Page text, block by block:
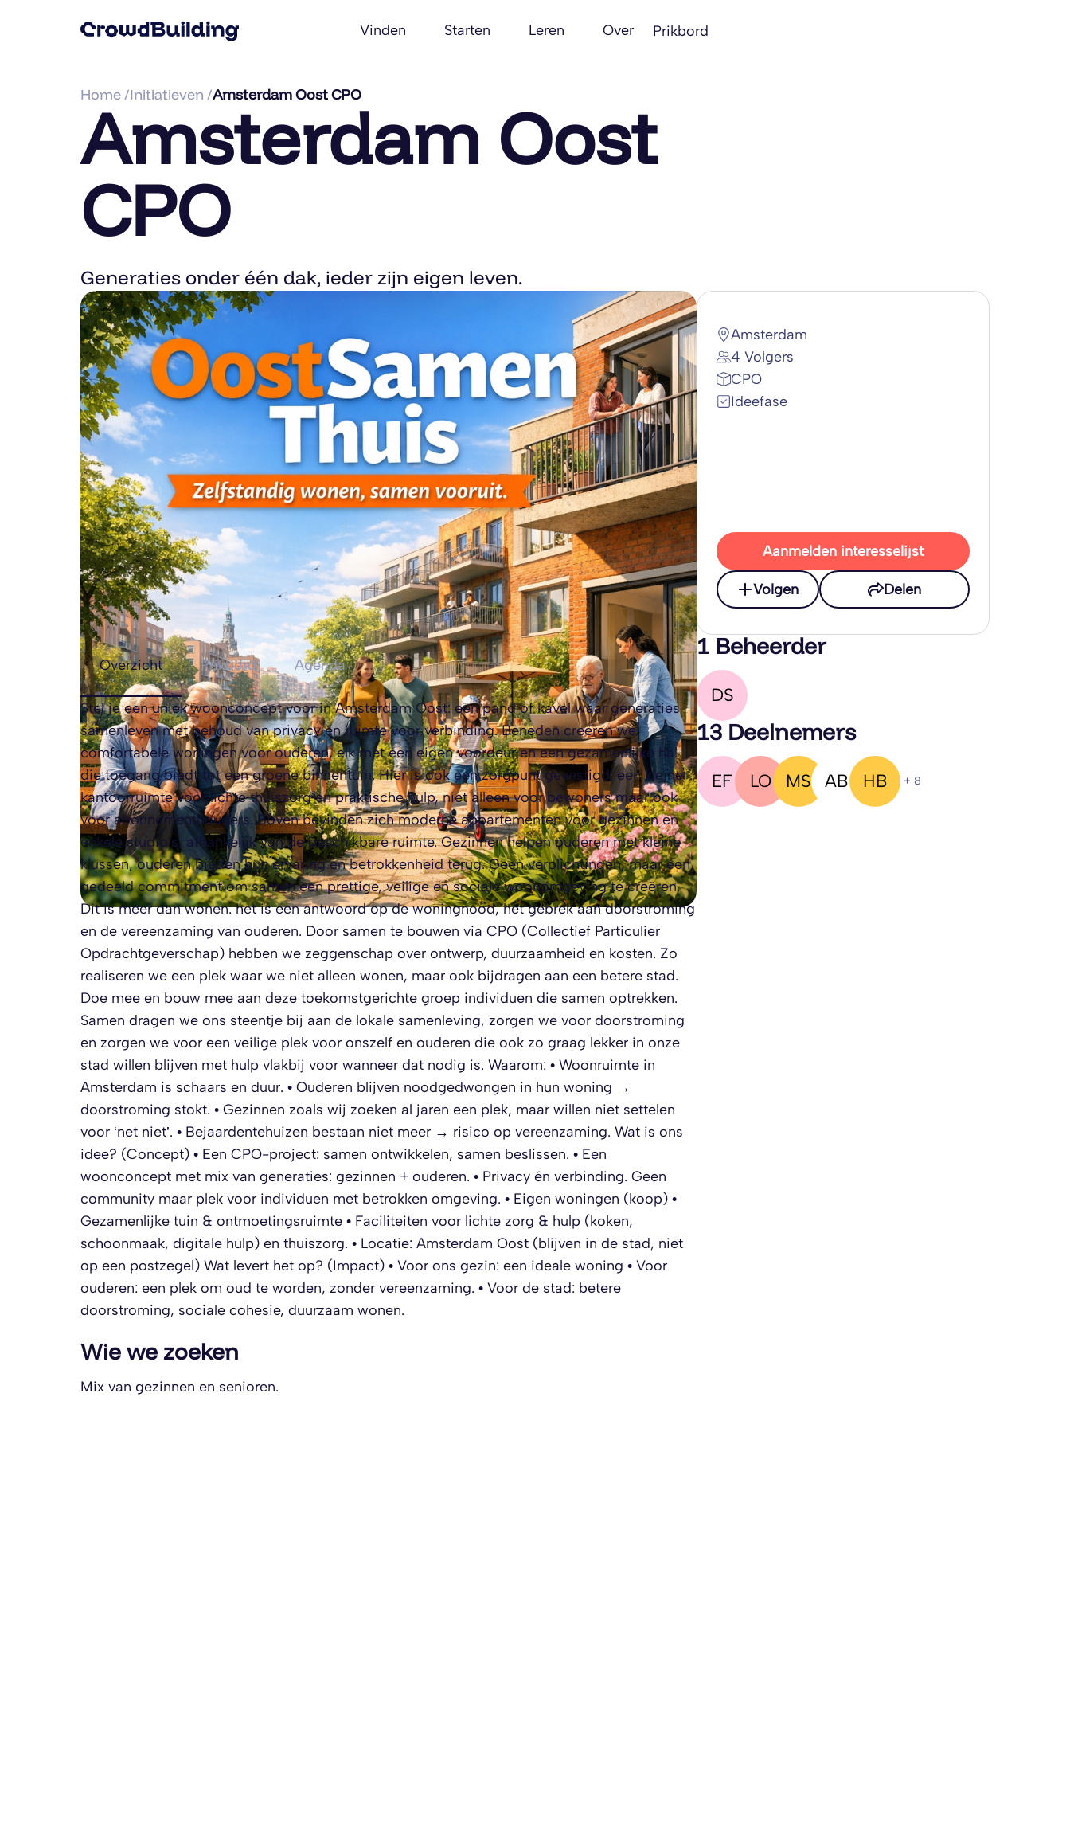
Vinden Starten Leren Over Prikbord
Home /Initiatieven /Amsterdam Oost CPO
Amsterdam Oost
CPO
Generaties onder één dak, ieder zijn eigen leven.
Overzicht Prikbord Agenda
Stel je een uniek woonconcept voor in Amsterdam Oost: een pand of kavel waar generaties
samenleven met behoud van privacy én ruimte voor verbinding. Beneden creëren we
comfortabele woningen voor ouderen, elk met een eigen voordeur en een gezamenlijke hal
die toegang biedt tot een groene binnentuin. Hier is ook een zorgpunt gevestigd: een kleine
kantoorruimte voor lichte thuiszorg en praktische hulp, niet alleen voor bewoners maar ook
voor abonnementhouders. Boven bevinden zich moderne appartementen voor gezinnen en
enkele studio’s, afhankelijk van de beschikbare ruimte. Gezinnen helpen ouderen met kleine
klussen, ouderen bieden hun ervaring en betrokkenheid terug. Geen verplichtingen, maar een
gedeeld commitment om samen een prettige, veilige en sociale woonomgeving te creëren.
Dit is meer dan wonen: het is een antwoord op de woningnood, het gebrek aan doorstroming
en de vereenzaming van ouderen. Door samen te bouwen via CPO (Collectief Particulier
Opdrachtgeverschap) hebben we zeggenschap over ontwerp, duurzaamheid en kosten. Zo
realiseren we een plek waar we niet alleen wonen, maar ook bijdragen aan een betere stad.
Doe mee en bouw mee aan deze toekomstgerichte groep individuen die samen optrekken.
Samen dragen we ons steentje bij aan de lokale samenleving, zorgen we voor doorstroming
en zorgen we voor een veilige plek voor onszelf en ouderen die ook zo graag lekker in onze
stad willen blijven met hulp vlakbij voor wanneer dat nodig is. Waarom: • Woonruimte in
Amsterdam is schaars en duur. • Ouderen blijven noodgedwongen in hun woning →
doorstroming stokt. • Gezinnen zoals wij zoeken al jaren een plek, maar willen niet settelen
voor ‘net niet’. • Bejaardentehuizen bestaan niet meer → risico op vereenzaming. Wat is ons
idee? (Concept) • Een CPO-project: samen ontwikkelen, samen beslissen. • Een
woonconcept met mix van generaties: gezinnen + ouderen. • Privacy én verbinding. Geen
community maar plek voor individuen met betrokken omgeving. • Eigen woningen (koop) •
Gezamenlijke tuin & ontmoetingsruimte • Faciliteiten voor lichte zorg & hulp (koken,
schoonmaak, digitale hulp) en thuiszorg. • Locatie: Amsterdam Oost (blijven in de stad, niet
op een postzegel) Wat levert het op? (Impact) • Voor ons gezin: een ideale woning • Voor
ouderen: een plek om oud te worden, zonder vereenzaming. • Voor de stad: betere
doorstroming, sociale cohesie, duurzaam wonen.
Wie we zoeken
Mix van gezinnen en senioren.
Amsterdam
4 Volgers
CPO
Ideefase
Aanmelden interesselijst
Volgen Delen
1 Beheerder
DS
13 Deelnemers
EF LO MS AB HB + 8